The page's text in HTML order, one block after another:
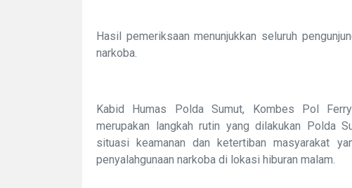
Hasil pemeriksaan menunjukkan seluruh
narkoba.
Kabid Humas Polda Sumut, Kombes Pol
merupakan langkah rutin yang dilakukan Polda
situasi keamanan dan ketertiban masyarakat
penyalahgunaan narkoba di lokasi hiburan malam.